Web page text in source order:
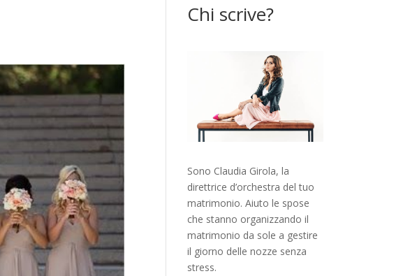
Chi scrive?
Sono Claudia Girola, la
direttrice d’orchestra del tuo
matrimonio. Aiuto le spose
che stanno organizzando il
matrimonio da sole a gestire
il giorno delle nozze senza
stress.